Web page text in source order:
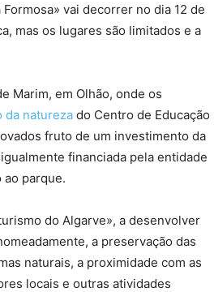
vai decorrer no dia 12 de
mas os lugares são limitados e a
Marim, em Olhão, onde os
da natureza do Centro de Educação
fruto de um investimento da
financiada pela entidade
ao parque.
do Algarve», a desenvolver
a preservação das
naturais, a proximidade com as
locais e outras atividades